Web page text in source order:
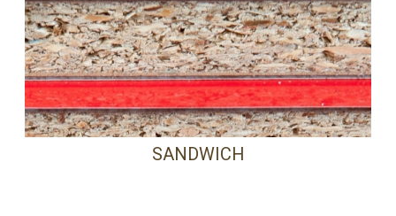
SANDWICH